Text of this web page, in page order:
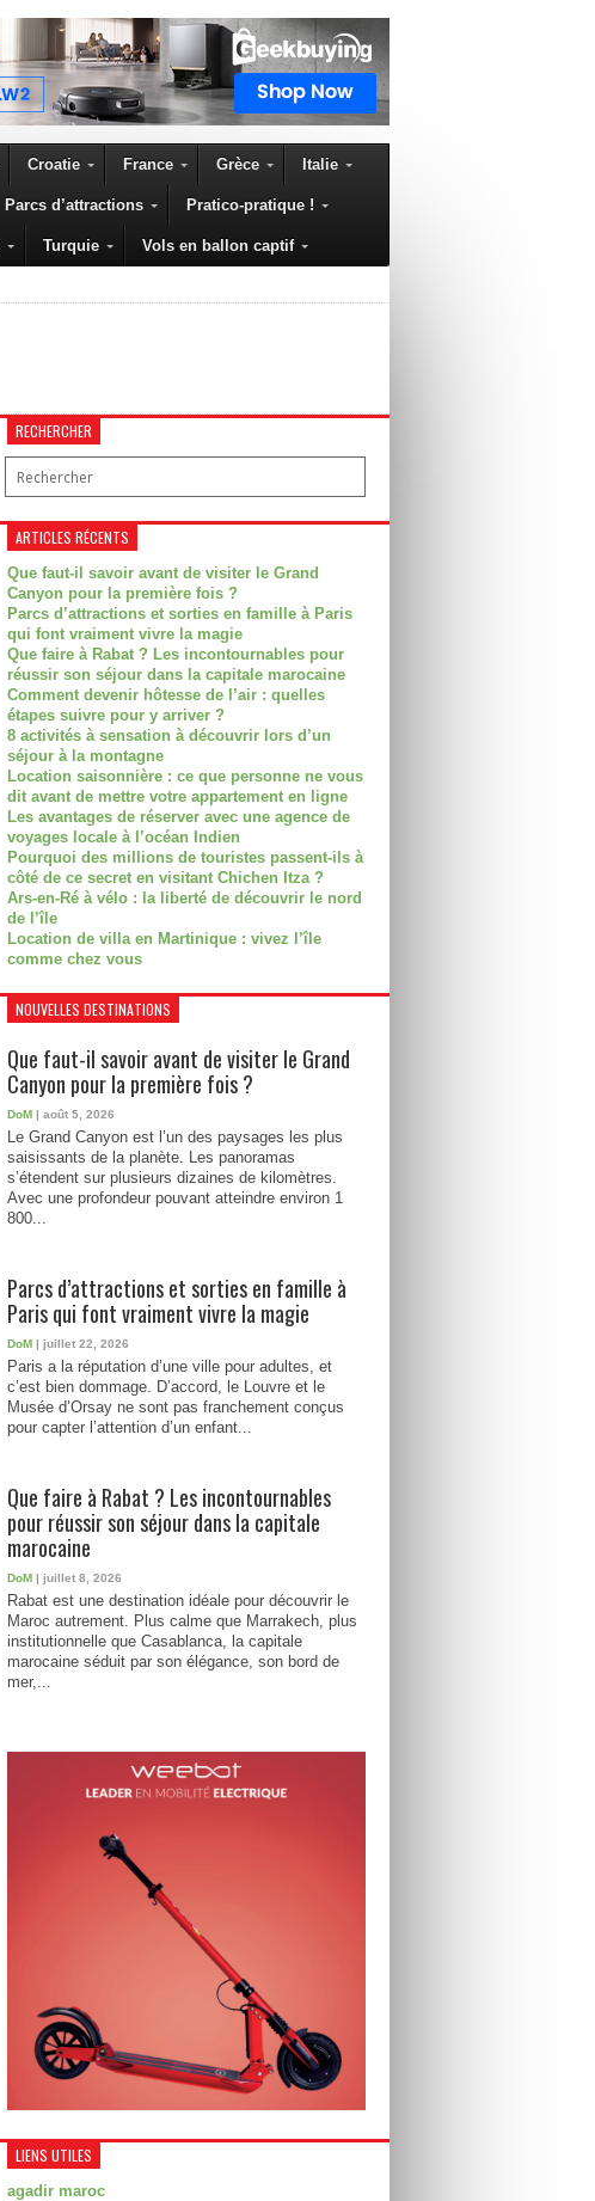
Croatie France Grèce Italie
Parcs d’attractions Pratico-pratique !
Turquie Vols en ballon captif
RECHERCHER
ARTICLES RÉCENTS
Que faut-il savoir avant de visiter le Grand
Canyon pour la première fois ?
Parcs d’attractions et sorties en famille à Paris
qui font vraiment vivre la magie
Que faire à Rabat ? Les incontournables pour
réussir son séjour dans la capitale marocaine
Comment devenir hôtesse de l’air : quelles
étapes suivre pour y arriver ?
8 activités à sensation à découvrir lors d’un
séjour à la montagne
Location saisonnière : ce que personne ne vous
dit avant de mettre votre appartement en ligne
Les avantages de réserver avec une agence de
voyages locale à l’océan Indien
Pourquoi des millions de touristes passent-ils à
côté de ce secret en visitant Chichen Itza ?
Ars-en-Ré à vélo : la liberté de découvrir le nord
de l’île
Location de villa en Martinique : vivez l’île
comme chez vous
NOUVELLES DESTINATIONS
Que faut-il savoir avant de visiter le Grand
Canyon pour la première fois ?
DoM | août 5, 2026
Le Grand Canyon est l’un des paysages les plus
saisissants de la planète. Les panoramas
s’étendent sur plusieurs dizaines de kilomètres.
Avec une profondeur pouvant atteindre environ 1
800...
Parcs d’attractions et sorties en famille à
Paris qui font vraiment vivre la magie
DoM | juillet 22, 2026
Paris a la réputation d’une ville pour adultes, et
c’est bien dommage. D’accord, le Louvre et le
Musée d’Orsay ne sont pas franchement conçus
pour capter l’attention d’un enfant...
Que faire à Rabat ? Les incontournables
pour réussir son séjour dans la capitale
marocaine
DoM | juillet 8, 2026
Rabat est une destination idéale pour découvrir le
Maroc autrement. Plus calme que Marrakech, plus
institutionnelle que Casablanca, la capitale
marocaine séduit par son élégance, son bord de
mer,...
LIENS UTILES
agadir maroc